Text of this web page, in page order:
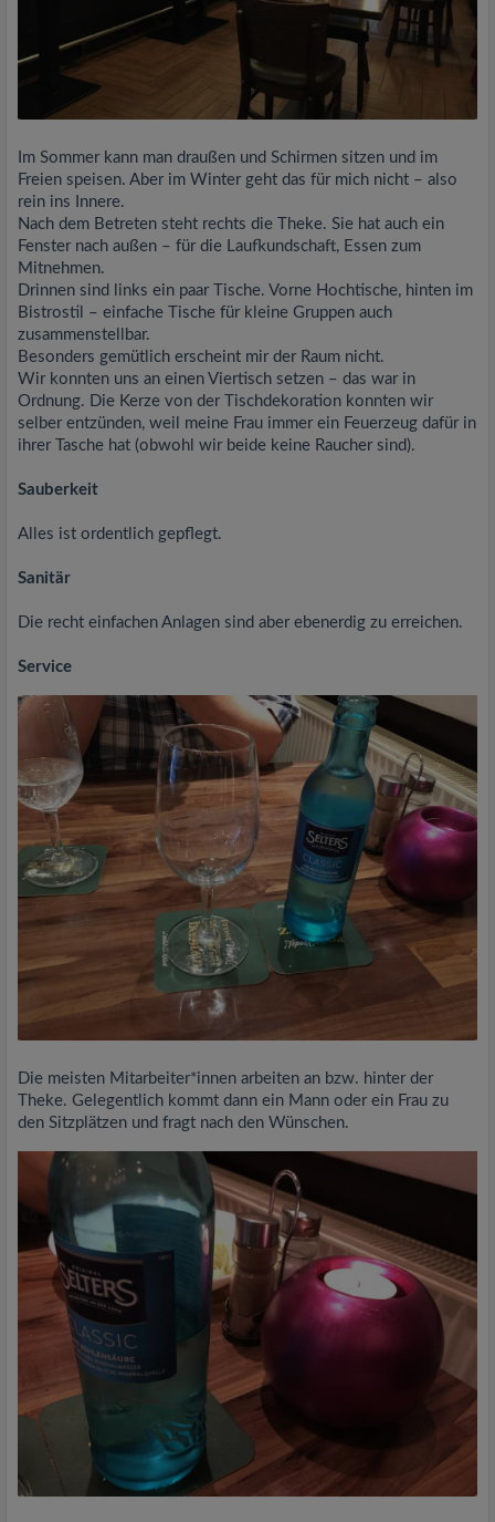
Im Sommer kann man draußen und Schirmen sitzen und im
Freien speisen. Aber im Winter geht das für mich nicht – also
rein ins Innere.
Nach dem Betreten steht rechts die Theke. Sie hat auch ein
Fenster nach außen – für die Laufkundschaft, Essen zum
Mitnehmen.
Drinnen sind links ein paar Tische. Vorne Hochtische, hinten im
Bistrostil – einfache Tische für kleine Gruppen auch
zusammenstellbar.
Besonders gemütlich erscheint mir der Raum nicht.
Wir konnten uns an einen Viertisch setzen – das war in
Ordnung. Die Kerze von der Tischdekoration konnten wir
selber entzünden, weil meine Frau immer ein Feuerzeug dafür in
ihrer Tasche hat (obwohl wir beide keine Raucher sind).
Sauberkeit
Alles ist ordentlich gepflegt.
Sanitär
Die recht einfachen Anlagen sind aber ebenerdig zu erreichen.
Service
Die meisten Mitarbeiter*innen arbeiten an bzw. hinter der
Theke. Gelegentlich kommt dann ein Mann oder ein Frau zu
den Sitzplätzen und fragt nach den Wünschen.